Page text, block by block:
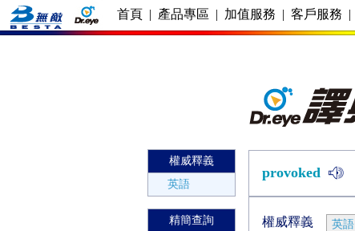
首頁 | 產品專區 | 加值服務 | 客戶服務 |
權威釋義
英語
精簡查詢
provoked
權威釋義 英語